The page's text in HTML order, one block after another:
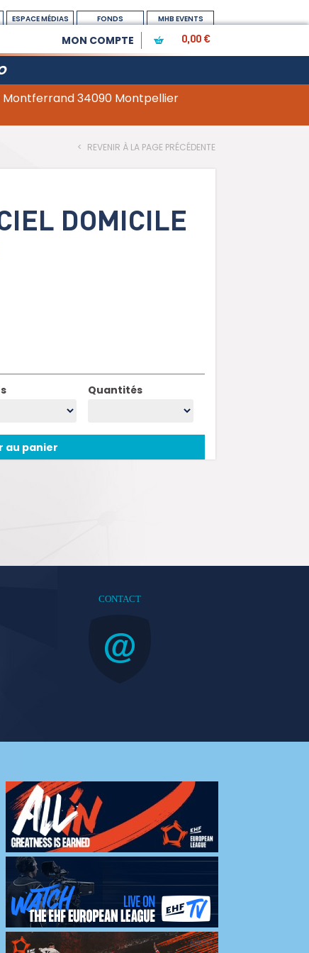
ESPACE MÉDIAS
FONDS
DOTATION
MHB EVENTS
MON COMPTE 0,00 €
Montferrand 34090 Montpellier
< REVENIR À LA PAGE PRÉCÉDENTE
DOMICILE
Quantités
au panier
CONTACT